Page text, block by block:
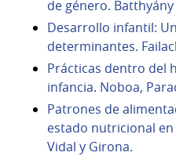
de género. Batthyány
Desarrollo infantil:
determinantes.
Prácticas dentro del
infancia. Noboa,
Patrones de
estado nutricional
Vidal y Girona.